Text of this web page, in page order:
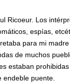
Ricoeur. Los
espías,
para mi
de muchos
estaban
puente.